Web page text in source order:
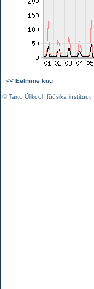
<< Eelmine kuu
©Tartu Ülikool füüsika instituut